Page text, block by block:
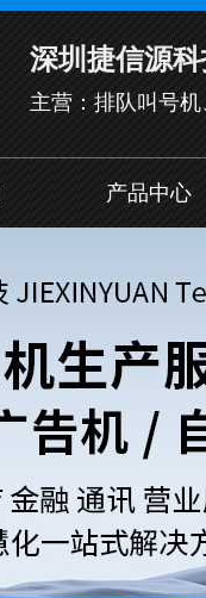
深圳捷信源
主营：排队叫号
产品中心